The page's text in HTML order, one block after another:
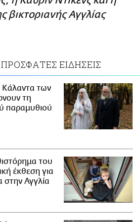
βικτοριανής Αγγλίας
ΠΡΟΣΦΑΤΕΣ ΕΙΔΗΣΕΙΣ
Κάλαντα των
τη
παραμυθιού
του
έκθεση για
στην Αγγλία